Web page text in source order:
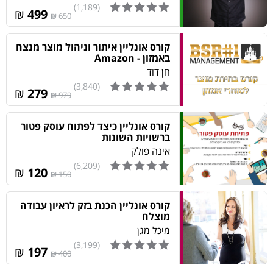
16
כיצד לעזור למראיין להכיר אותכם טוב יותר
2:09
17
הגדרת יתרון יחסי
2:17
18
2:17
2:18
20
הקשבה למראיין
1:39
21
אמינות ואותנטיות
2:07
22
עברית תקנית
1:16
הצגת קבלות עובדתיות
4:01
24
התייחסות למעסיקים לשעבר
2:11
(1,189)
650 ₪
₪
קורס אונליין איתור וניהול מוצר מנצח
באמזון - Amazon
חן דוד
(3,840)
979 ₪
₪
קורס אונליין כיצד לפתוח עוסק פטור
ברשויות השונות
אינה פולק
(6,209)
150 ₪
₪
קורס אונליין הכנת בזק לראיון עבודה
מוצלח
מיכל מגן‎
(3,199)
400 ₪
₪